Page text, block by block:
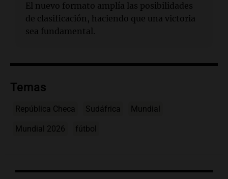
El nuevo formato amplía las posibilidades
de clasificación, haciendo que una victoria
sea fundamental.
Temas
República Checa Sudáfrica Mundial
Mundial 2026 fútbol